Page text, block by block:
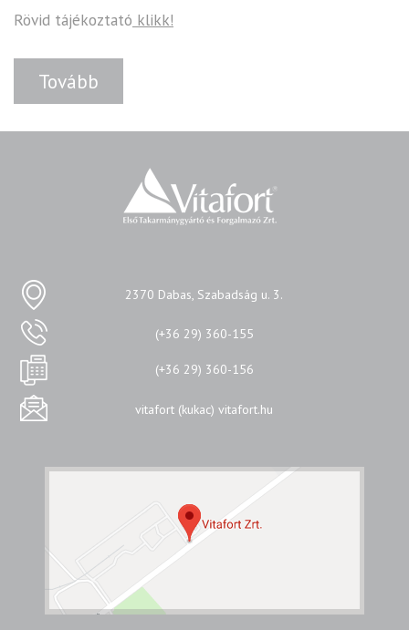
Rövid tájékoztató klikk!
Tovább
2370 Dabas, Szabadság u. 3.
(+36 29) 360-155
(+36 29) 360-156
vitafort (kukac) vitafort.hu